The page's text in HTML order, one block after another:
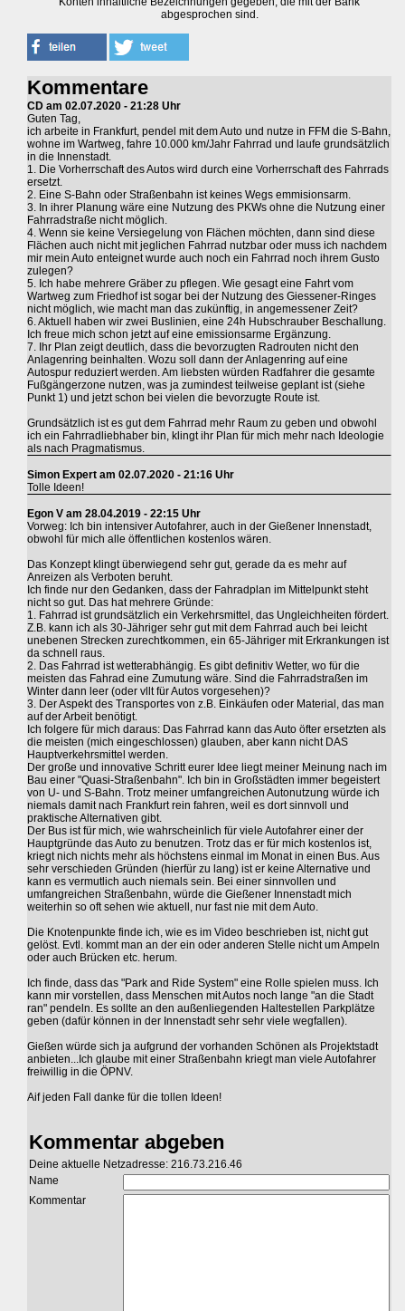
abgesprochen sind.
Kommentare
CD am 02.07.2020 - 21:28 Uhr
Guten Tag,
ich arbeite in Frankfurt, pendel mit dem Auto und nutze in FFM die S-Bahn,
wohne im Wartweg, fahre 10.000 km/Jahr Fahrrad und laufe grundsätzlich
in die Innenstadt.
1. Die Vorherrschaft des Autos wird durch eine Vorherrschaft des Fahrrads
ersetzt.
2. Eine S-Bahn oder Straßenbahn ist keines Wegs emmisionsarm.
3. In ihrer Planung wäre eine Nutzung des PKWs ohne die Nutzung einer
Fahrradstraße nicht möglich.
4. Wenn sie keine Versiegelung von Flächen möchten, dann sind diese
Flächen auch nicht mit jeglichen Fahrrad nutzbar oder muss ich nachdem
mir mein Auto enteignet wurde auch noch ein Fahrrad noch ihrem Gusto
zulegen?
5. Ich habe mehrere Gräber zu pflegen. Wie gesagt eine Fahrt vom
Wartweg zum Friedhof ist sogar bei der Nutzung des Giessener-Ringes
nicht möglich, wie macht man das zukünftig, in angemessener Zeit?
6. Aktuell haben wir zwei Buslinien, eine 24h Hubschrauber Beschallung.
Ich freue mich schon jetzt auf eine emissionsarme Ergänzung.
7. Ihr Plan zeigt deutlich, dass die bevorzugten Radrouten nicht den
Anlagenring beinhalten. Wozu soll dann der Anlagenring auf eine
Autospur reduziert werden. Am liebsten würden Radfahrer die gesamte
Fußgängerzone nutzen, was ja zumindest teilweise geplant ist (siehe
Punkt 1) und jetzt schon bei vielen die bevorzugte Route ist.
Grundsätzlich ist es gut dem Fahrrad mehr Raum zu geben und obwohl
ich ein Fahrradliebhaber bin, klingt ihr Plan für mich mehr nach Ideologie
als nach Pragmatismus.
Simon Expert am 02.07.2020 - 21:16 Uhr
Tolle Ideen!
Egon V am 28.04.2019 - 22:15 Uhr
Vorweg: Ich bin intensiver Autofahrer, auch in der Gießener Innenstadt,
obwohl für mich alle öffentlichen kostenlos wären.
Das Konzept klingt überwiegend sehr gut, gerade da es mehr auf
Anreizen als Verboten beruht.
Ich finde nur den Gedanken, dass der Fahradplan im Mittelpunkt steht
nicht so gut. Das hat mehrere Gründe:
1. Fahrrad ist grundsätzlich ein Verkehrsmittel, das Ungleichheiten fördert.
Z.B. kann ich als 30-Jähriger sehr gut mit dem Fahrrad auch bei leicht
unebenen Strecken zurechtkommen, ein 65-Jähriger mit Erkrankungen ist
da schnell raus.
2. Das Fahrrad ist wetterabhängig. Es gibt definitiv Wetter, wo für die
meisten das Fahrad eine Zumutung wäre. Sind die Fahrradstraßen im
Winter dann leer (oder vllt für Autos vorgesehen)?
3. Der Aspekt des Transportes von z.B. Einkäufen oder Material, das man
auf der Arbeit benötigt.
Ich folgere für mich daraus: Das Fahrrad kann das Auto öfter ersetzten als
die meisten (mich eingeschlossen) glauben, aber kann nicht DAS
Hauptverkehrsmittel werden.
Der große und innovative Schritt eurer Idee liegt meiner Meinung nach im
Bau einer "Quasi-Straßenbahn". Ich bin in Großstädten immer begeistert
von U- und S-Bahn. Trotz meiner umfangreichen Autonutzung würde ich
niemals damit nach Frankfurt rein fahren, weil es dort sinnvoll und
praktische Alternativen gibt.
Der Bus ist für mich, wie wahrscheinlich für viele Autofahrer einer der
Hauptgründe das Auto zu benutzen. Trotz das er für mich kostenlos ist,
kriegt nich nichts mehr als höchstens einmal im Monat in einen Bus. Aus
sehr verschieden Gründen (hierfür zu lang) ist er keine Alternative und
kann es vermutlich auch niemals sein. Bei einer sinnvollen und
umfangreichen Straßenbahn, würde die Gießener Innenstadt mich
weiterhin so oft sehen wie aktuell, nur fast nie mit dem Auto.
Die Knotenpunkte finde ich, wie es im Video beschrieben ist, nicht gut
gelöst. Evtl. kommt man an der ein oder anderen Stelle nicht um Ampeln
oder auch Brücken etc. herum.
Ich finde, dass das "Park and Ride System" eine Rolle spielen muss. Ich
kann mir vorstellen, dass Menschen mit Autos noch lange "an die Stadt
ran" pendeln. Es sollte an den außenliegenden Haltestellen Parkplätze
geben (dafür können in der Innenstadt sehr sehr viele wegfallen).
Gießen würde sich ja aufgrund der vorhanden Schönen als Projektstadt
anbieten...Ich glaube mit einer Straßenbahn kriegt man viele Autofahrer
freiwillig in die ÖPNV.
Aif jeden Fall danke für die tollen Ideen!
Kommentar abgeben
Deine aktuelle Netzadresse: 216.73.216.46
Name
Kommentar